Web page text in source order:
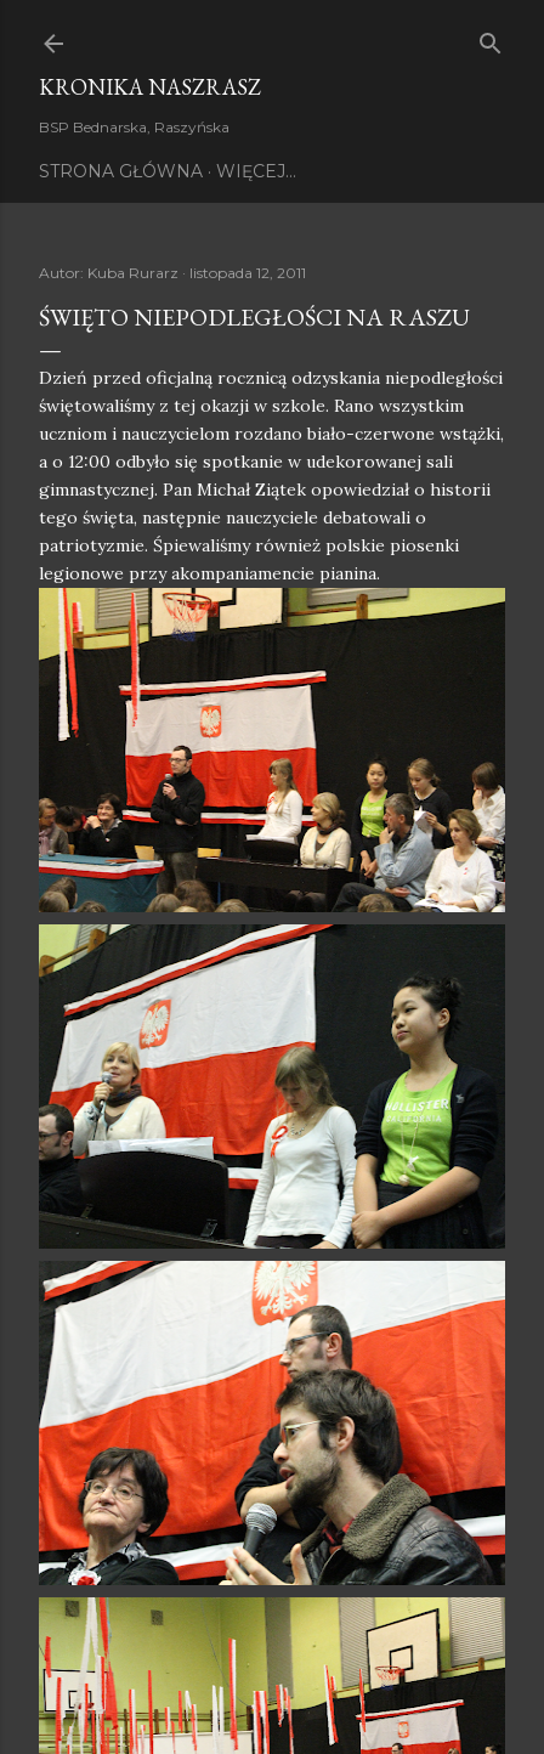
KRONIKA NASZRASZ
BSP Bednarska, Raszyńska
STRONA GŁÓWNA WIĘCEJ…
Autor: Kuba Rurarz listopada 12, 2011
ŚWIĘTO NIEPODLEGŁOŚCI NA RASZU
Dzień przed oficjalną rocznicą odzyskania niepodległości
świętowaliśmy z tej okazji w szkole. Rano wszystkim
uczniom i nauczycielom rozdano biało-czerwone wstążki,
a o 12:00 odbyło się spotkanie w udekorowanej sali
gimnastycznej. Pan Michał Ziątek opowiedział o historii
tego święta, następnie nauczyciele debatowali o
patriotyzmie. Śpiewaliśmy również polskie piosenki
legionowe przy akompaniamencie pianina.